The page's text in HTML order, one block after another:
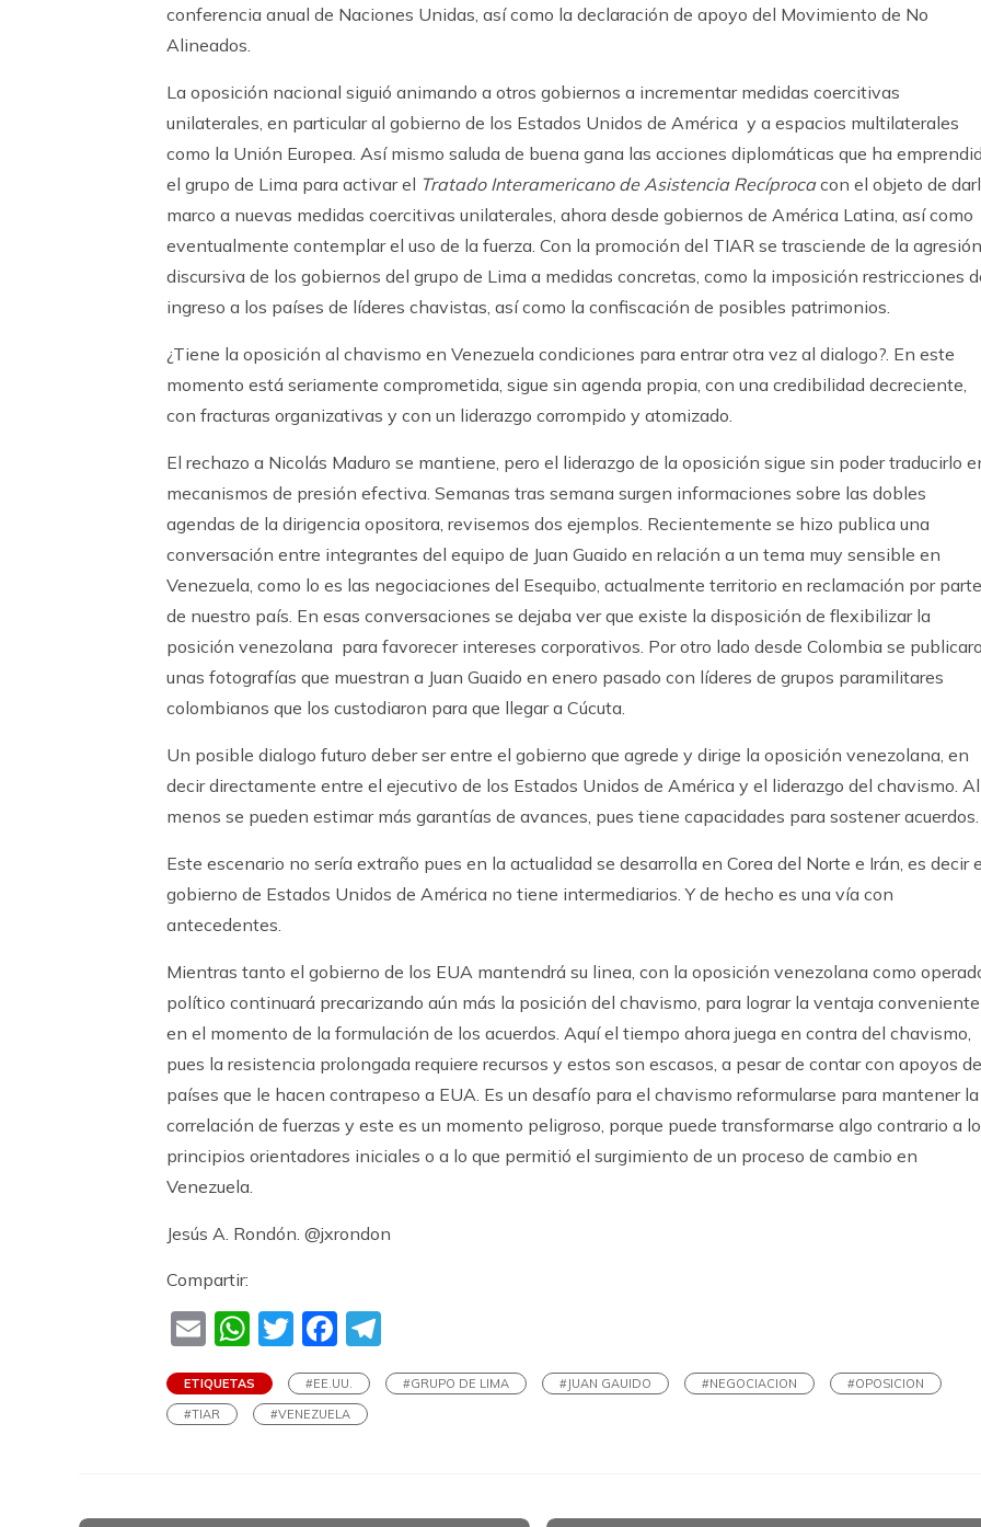
conferencia anual de Naciones Unidas, así como la declaración de apoyo del Movimiento de No
Alineados.
La oposición nacional siguió animando a otros gobiernos a incrementar medidas coercitivas
unilaterales, en particular al gobierno de los Estados Unidos de América y a espacios multilaterales
como la Unión Europea. Así mismo saluda de buena gana las acciones diplomáticas que ha
el grupo de Lima para activar el Tratado Interamericano de Asistencia Recíprocacon el objeto de
marco a nuevas medidas coercitivas unilaterales, ahora desde gobiernos de América Latina, así como
eventualmente contemplar el uso de la fuerza. Con la promoción del TIAR se trasciende de la agresión
discursiva de los gobiernos del grupo de Lima a medidas concretas, como la imposición restricciones
ingreso a los países de líderes chavistas, así como la confiscación de posibles patrimonios.
¿Tiene la oposición al chavismo en Venezuela condiciones para entrar otra vez al dialogo?. En este
momento está seriamente comprometida, sigue sin agenda propia, con una credibilidad decreciente,
con fracturas organizativas y con un liderazgo corrompido y atomizado.
El rechazo a Nicolás Maduro se mantiene, pero el liderazgo de la oposición sigue sin poder traducirlo
mecanismos de presión efectiva. Semanas tras semana surgen informaciones sobre las dobles
agendas de la dirigencia opositora, revisemos dos ejemplos. Recientemente se hizo publica una
conversación entre integrantes del equipo de Juan Guaido en relación a un tema muy sensible en
Venezuela, como lo es las negociaciones del Esequibo, actualmente territorio en reclamación por parte
de nuestro país. En esas conversaciones se dejaba ver que existe la disposición de flexibilizar la
posición venezolana para favorecer intereses corporativos. Por otro lado desde Colombia se
unas fotografías que muestran a Juan Guaido en enero pasado con líderes de grupos paramilitares
colombianos que los custodiaron para que llegar a Cúcuta.
Un posible dialogo futuro deber ser entre el gobierno que agrede y dirige la oposición venezolana, en
decir directamente entre el ejecutivo de los Estados Unidos de América y el liderazgo del chavismo. Al
menos se pueden estimar más garantías de avances, pues tiene capacidades para sostener acuerdos.
Este escenario no sería extraño pues en la actualidad se desarrolla en Corea del Norte e Irán, es decir
gobierno de Estados Unidos de América no tiene intermediarios. Y de hecho es una vía con
antecedentes.
Mientras tanto el gobierno de los EUA mantendrá su linea, con la oposición venezolana como
político continuará precarizando aún más la posición del chavismo, para lograr la ventaja conveniente
en el momento de la formulación de los acuerdos. Aquí el tiempo ahora juega en contra del chavismo,
pues la resistencia prolongada requiere recursos y estos son escasos, a pesar de contar con apoyos de
países que le hacen contrapeso a EUA. Es un desafío para el chavismo reformularse para mantener la
correlación de fuerzas y este es un momento peligroso, porque puede transformarse algo contrario a
principios orientadores iniciales o a lo que permitió el surgimiento de un proceso de cambio en
Venezuela.
Jesús A. Rondón. @jxrondon
Compartir:
EmailWhatsApp
TwitterFacebook
ETIQUETAS #EE.UU. #GRUPO DE LIMA #JUAN GAUIDO #NEGOCIACION
#OPOSICION
#TIAR
#VENEZUELA